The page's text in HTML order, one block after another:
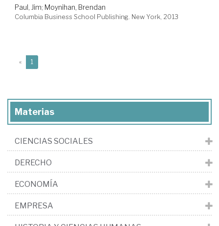
Paul, Jim; Moynihan, Brendan
Columbia Business School Publishing. New York, 2013
« 1
Materias
CIENCIAS SOCIALES
DERECHO
ECONOMÍA
EMPRESA